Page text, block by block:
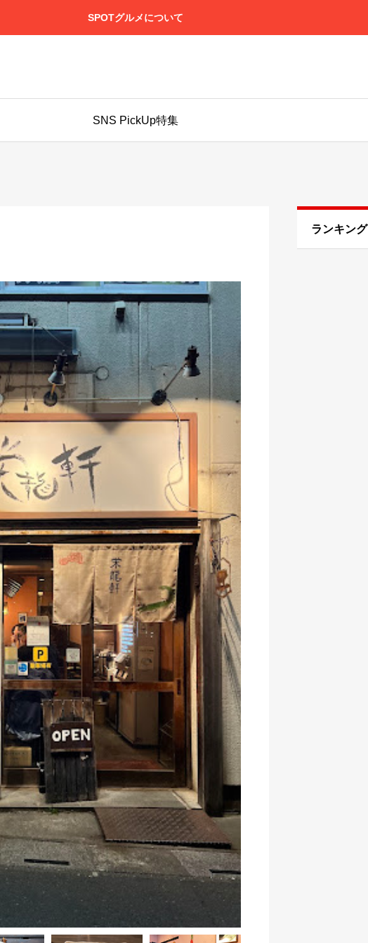
SPOTグルメについて
SNS PickUp特集
ランキング